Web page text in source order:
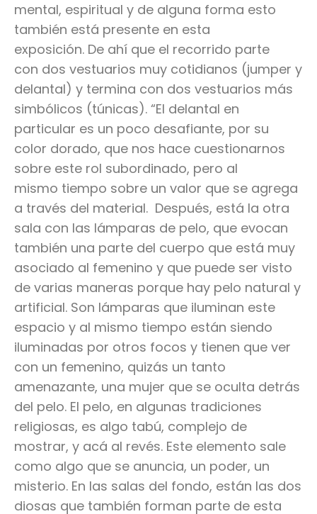
mental, espiritual y de alguna forma esto
también está presente en esta
exposición. De ahí que el recorrido parte
con dos vestuarios muy cotidianos (jumper y
delantal) y termina con dos vestuarios más
simbólicos (túnicas). “El delantal en
particular es un poco desafiante, por su
color dorado, que nos hace cuestionarnos
sobre este rol subordinado, pero al
mismo tiempo sobre un valor que se agrega
a través del material. Después, está la otra
sala con las lámparas de pelo, que evocan
también una parte del cuerpo que está muy
asociado al femenino y que puede ser visto
de varias maneras porque hay pelo natural y
artificial. Son lámparas que iluminan este
espacio y al mismo tiempo están siendo
iluminadas por otros focos y tienen que ver
con un femenino, quizás un tanto
amenazante, una mujer que se oculta detrás
del pelo. El pelo, en algunas tradiciones
religiosas, es algo tabú, complejo de
mostrar, y acá al revés. Este elemento sale
como algo que se anuncia, un poder, un
misterio. En las salas del fondo, están las dos
diosas que también forman parte de esta